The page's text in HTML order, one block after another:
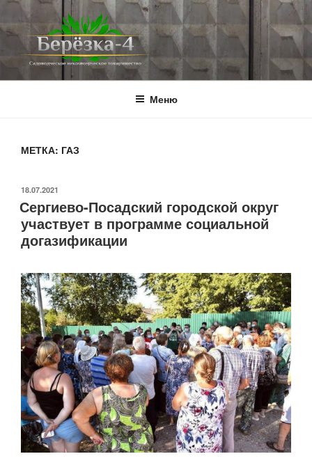
Перейти
к
содержимому
BEREZKA4.RU
СНТ Берёзка-4
Меню
МЕТКА: ГАЗ
ОПУБЛИКОВАНО
18.07.2021
Сергиево-Посадский городской округ
участвует в программе социальной
догазификации